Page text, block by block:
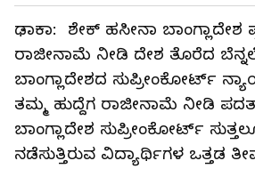
ಢಾಕಾ: ಶೇಕ್ ಹಸೀನಾ ಬಾಂಗ್ಲಾದೇಶ
ರಾಜೀನಾಮೆ ನೀಡಿ ದೇಶ ತೊರೆದ
ಬಾಂಗ್ಲಾದೇಶದ ಸುಪ್ರೀಂಕೋರ್ಟ್
ತಮ್ಮ ಹುದ್ದೆಗ ರಾಜೀನಾಮೆ ನೀಡಿ
ಬಾಂಗ್ಲಾದೇಶ ಸುಪ್ರೀಂಕೋರ್ಟ್
ನಡೆಸುತ್ತಿರುವ ವಿದ್ಯಾರ್ಥಿಗಳ ಒತ್ತಡ